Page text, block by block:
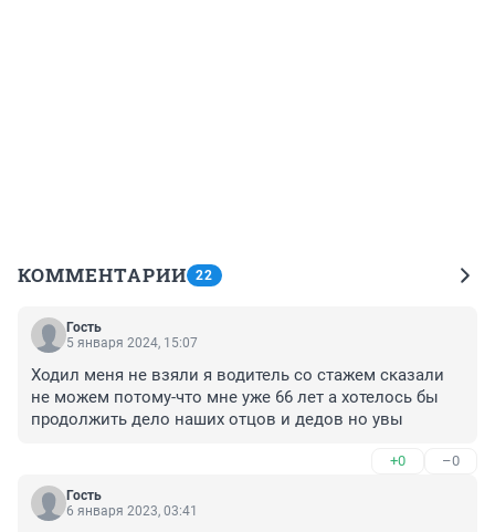
КОММЕНТАРИИ 22
Гость
5 января 2024, 15:07
Ходил меня не взяли я водитель со стажем сказали
не можем потому-что мне уже 66 лет а хотелось бы
продолжить дело наших отцов и дедов но увы
+0 –0
Гость
6 января 2023, 03:41